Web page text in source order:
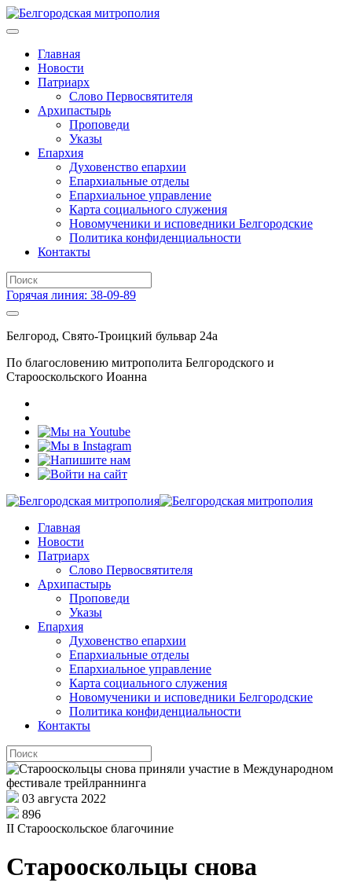
Главная
Новости
Патриарх
Слово Первосвятителя
Архипастырь
Проповеди
Указы
Епархия
Духовенство епархии
Епархиальные отделы
Епархиальное управление
Карта социального служения
Новомученики и исповедники Белгородские
Политика конфиденциальности
Контакты
Горячая линия: 38-09-89
Белгород, Свято-Троицкий бульвар 24а
По благословению митрополита Белгородского и
Старооскольского Иоанна
Главная
Новости
Патриарх
Слово Первосвятителя
Архипастырь
Проповеди
Указы
Епархия
Духовенство епархии
Епархиальные отделы
Епархиальное управление
Карта социального служения
Новомученики и исповедники Белгородские
Политика конфиденциальности
Контакты
03 августа 2022
896
II Старооскольское благочиние
Старооскольцы снова